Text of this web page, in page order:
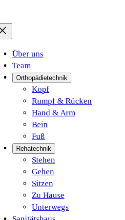
Über uns
Team
Orthopädietechnik
Kopf
Rumpf & Rücken
Hand & Arm
Bein
Fuß
Rehatechnik
Stehen
Gehen
Sitzen
Zu Hause
Unterwegs